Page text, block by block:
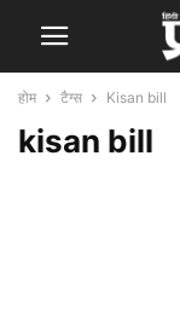
होम टैग्स Kisan bill
kisan bill